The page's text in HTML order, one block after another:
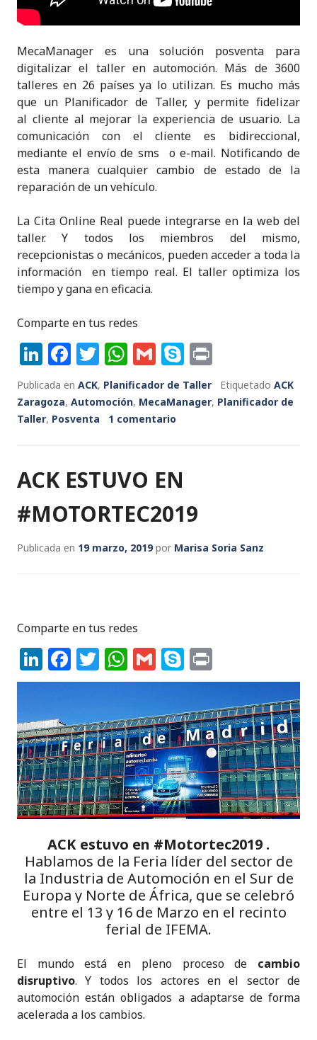
MecaManager es una solución posventa para
digitalizar el taller en automoción. Más de 3600
talleres en 26 países ya lo utilizan. Es mucho más
que un Planificador de Taller, y permite fidelizar
al cliente al mejorar la experiencia de usuario. La
comunicación con el cliente es bidireccional,
mediante el envío de sms o e-mail. Notificando de
esta manera cualquier cambio de estado de la
reparación de un vehículo.
La Cita Online Real puede integrarse en la web del
taller. Y todos los miembros del mismo,
recepcionistas o mecánicos, pueden acceder a toda la
información en tiempo real. El taller optimiza los
tiempo y gana en eficacia.
Comparte en tus redes
Li
n
k
e
n
F
a
c
e
o
o
k
T
w
it
te
W
h
a
ts
p
p
G
m
ai
l
S
k
y
ri
n
Publicada en ACK, Planificador de Taller Etiquetado ACK
Zaragoza, Automoción, MecaManager, Planificador de
Taller, Posventa 1 comentario
ACK ESTUVO EN
#MOTORTEC2019
Publicada en 19 marzo, 2019por Marisa Soria Sanz
Comparte en tus redes
Li
n
e
dI
n
F
a
e
b
o
o
k
T
w
te
r
W
h
ts
A
p
p
G
m
l
S
k
y
p
e
ri
n
t
ACK estuvo en #Motortec2019 .
Hablamos de la Feria líder del sector de
la Industria de Automoción en el Sur de
Europa y Norte de África, que se celebró
entre el 13 y 16 de Marzo en el recinto
ferial de IFEMA.
El mundo está en pleno proceso de cambio
disruptivo. Y todos los actores en el sector de
automoción están obligados a adaptarse de forma
acelerada a los cambios.